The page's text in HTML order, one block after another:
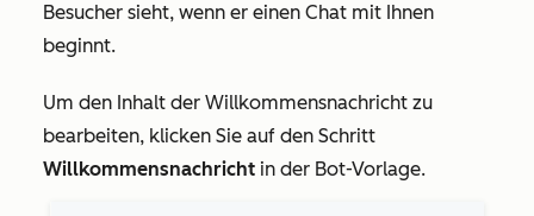
Besucher sieht, wenn er einen Chat mit Ihnen
beginnt.
Um den Inhalt der Willkommensnachricht zu
bearbeiten, klicken Sie auf den Schritt
Willkommensnachricht in der Bot-Vorlage.